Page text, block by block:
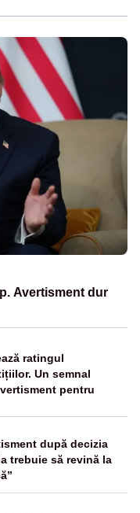
Avertisment dur
ratingul
Un semnal
pentru
după decizia
trebuie să revină la